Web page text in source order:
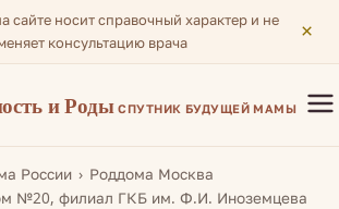
сайте носит справочный характер и не
консультацию врача
×
и Роды СПУТНИК БУДУЩЕЙ МАМЫ
России
Роддома Москва
№20, филиал ГКБ им. Ф.И. Иноземцева